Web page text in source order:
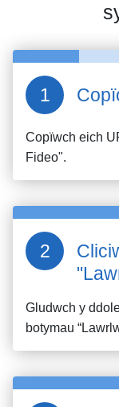
Copïwch eich
Fideo".
Gludwch y
botymau